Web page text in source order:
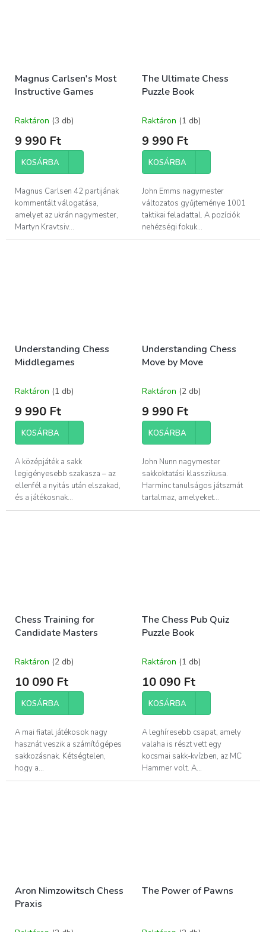
Magnus Carlsen's Most
Instructive Games
Raktáron (3 db)
9 990 Ft
KOSÁRBA
Magnus Carlsen 42 partijának
kommentált válogatása,
amelyet az ukrán nagymester,
Martyn Kravtsiv...
The Ultimate Chess
Puzzle Book
Raktáron (1 db)
9 990 Ft
KOSÁRBA
John Emms nagymester
változatos gyűjteménye 1001
taktikai feladattal. A pozíciók
nehézségi fokuk...
Understanding Chess
Middlegames
Raktáron (1 db)
9 990 Ft
KOSÁRBA
A középjáték a sakk
legigényesebb szakasza – az
ellenfél a nyitás után elszakad,
és a játékosnak...
Understanding Chess
Move by Move
Raktáron (2 db)
9 990 Ft
KOSÁRBA
John Nunn nagymester
sakkoktatási klasszikusa.
Harminc tanulságos játszmát
tartalmaz, amelyeket...
Chess Training for
Candidate Masters
Raktáron (2 db)
10 090 Ft
KOSÁRBA
A mai fiatal játékosok nagy
hasznát veszik a számítógépes
sakkozásnak. Kétségtelen,
hogy a...
The Chess Pub Quiz
Puzzle Book
Raktáron (1 db)
10 090 Ft
KOSÁRBA
A leghíresebb csapat, amely
valaha is részt vett egy
kocsmai sakk-kvízben, az MC
Hammer volt. A...
Aron Nimzowitsch Chess
Praxis
The Power of Pawns